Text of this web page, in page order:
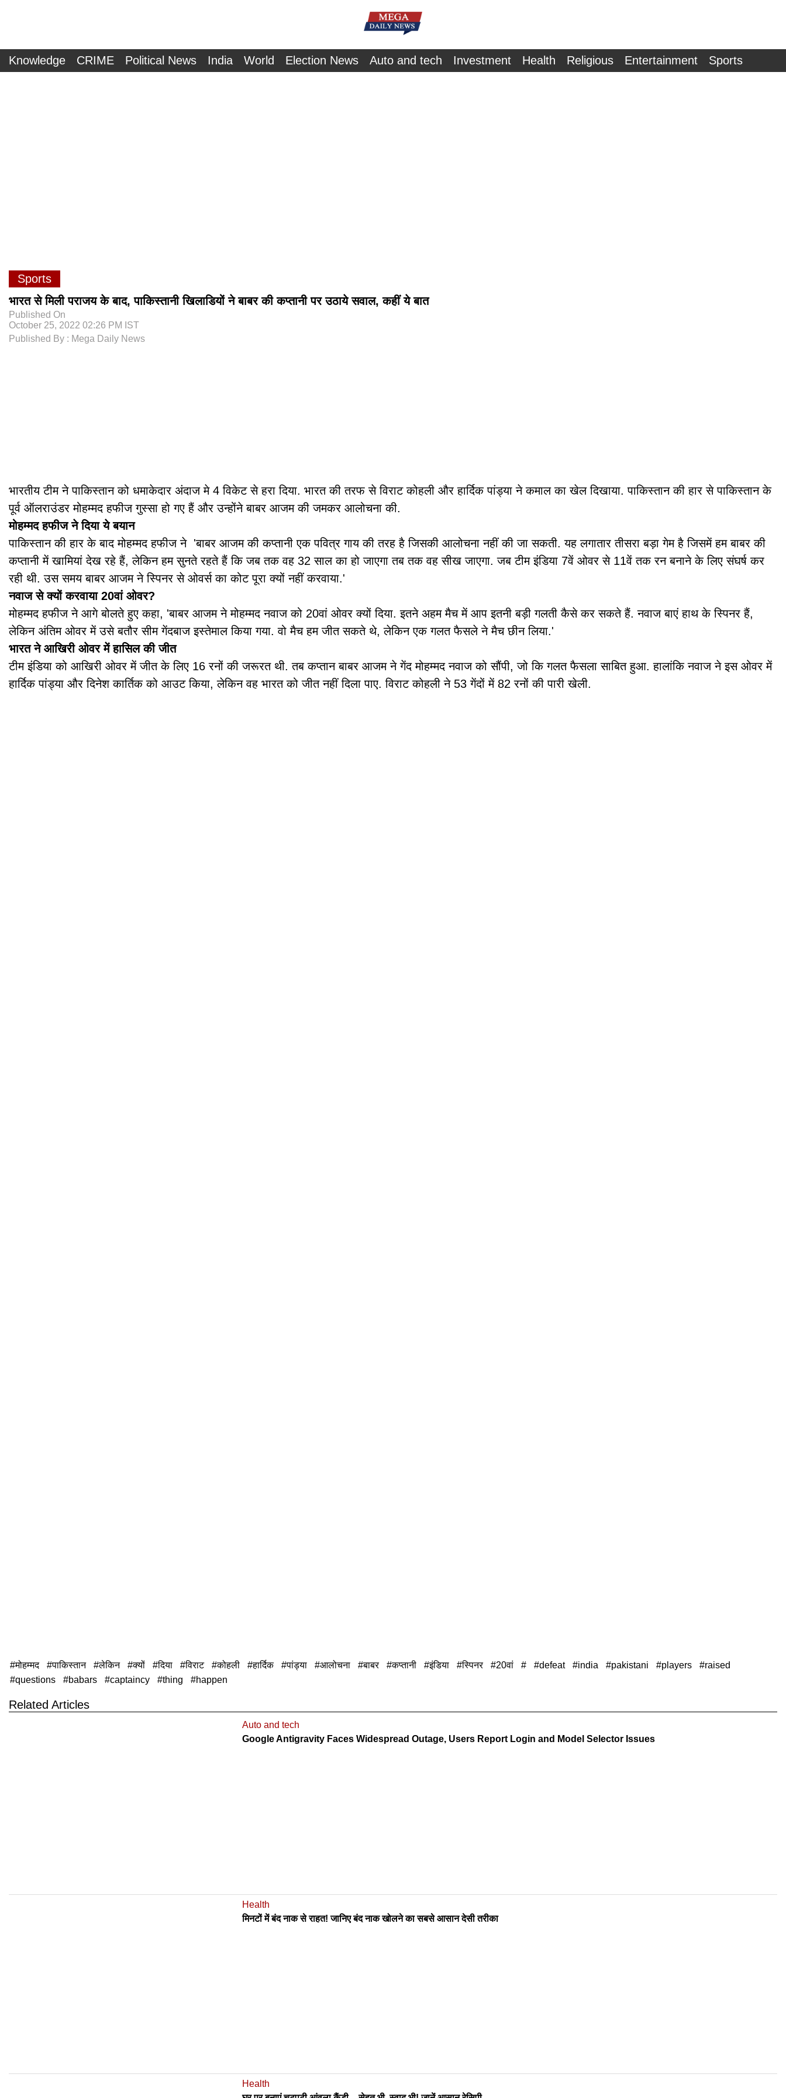
Knowledge CRIME Political News India World Election News Auto and tech Investment Health Religious Entertainment Sports
Sports
भारत से मिली पराजय के बाद, पाकिस्तानी खिलाडियों ने बाबर की कप्तानी पर उठाये सवाल, कहीं ये बात
Published On
October 25, 2022 02:26 PM IST
Published By : Mega Daily News
भारतीय टीम ने पाकिस्तान को धमाकेदार अंदाज मे 4 विकेट से हरा दिया. भारत की तरफ से विराट कोहली और हार्दिक पांड्या ने कमाल का खेल दिखाया. पाकिस्तान की हार से पाकिस्तान के
पूर्व ऑलराउंडर मोहम्मद हफीज गुस्सा हो गए हैं और उन्होंने बाबर आजम की जमकर आलोचना की.
मोहम्मद हफीज ने दिया ये बयान
पाकिस्तान की हार के बाद मोहम्मद हफीज ने 'बाबर आजम की कप्तानी एक पवित्र गाय की तरह है जिसकी आलोचना नहीं की जा सकती. यह लगातार तीसरा बड़ा गेम है जिसमें हम बाबर की
कप्तानी में खामियां देख रहे हैं, लेकिन हम सुनते रहते हैं कि जब तक वह 32 साल का हो जाएगा तब तक वह सीख जाएगा. जब टीम इंडिया 7वें ओवर से 11वें तक रन बनाने के लिए संघर्ष कर
रही थी. उस समय बाबर आजम ने स्पिनर से ओवर्स का कोट पूरा क्यों नहीं करवाया.'
नवाज से क्यों करवाया 20वां ओवर?
मोहम्मद हफीज ने आगे बोलते हुए कहा, 'बाबर आजम ने मोहम्मद नवाज को 20वां ओवर क्यों दिया. इतने अहम मैच में आप इतनी बड़ी गलती कैसे कर सकते हैं. नवाज बाएं हाथ के स्पिनर हैं,
लेकिन अंतिम ओवर में उसे बतौर सीम गेंदबाज इस्तेमाल किया गया. वो मैच हम जीत सकते थे, लेकिन एक गलत फैसले ने मैच छीन लिया.'
भारत ने आखिरी ओवर में हासिल की जीत
टीम इंडिया को आखिरी ओवर में जीत के लिए 16 रनों की जरूरत थी. तब कप्तान बाबर आजम ने गेंद मोहम्मद नवाज को सौंपी, जो कि गलत फैसला साबित हुआ. हालांकि नवाज ने इस ओवर में
हार्दिक पांड्या और दिनेश कार्तिक को आउट किया, लेकिन वह भारत को जीत नहीं दिला पाए. विराट कोहली ने 53 गेंदों में 82 रनों की पारी खेली.
मोहम्मद पाकिस्तान लेकिन क्यों दिया विराट कोहली हार्दिक पांड्या आलोचना बाबर कप्तानी इंडिया स्पिनर 20वां defeat india pakistani players
raised
questions
babars captaincy thing happen
Related Articles
Auto and tech
Google Antigravity Faces Widespread Outage, Users Report Login and Model Selector Issues
Health
मिनटों में बंद नाक से राहत! जानिए बंद नाक खोलने का सबसे आसान देसी तरीका
Health